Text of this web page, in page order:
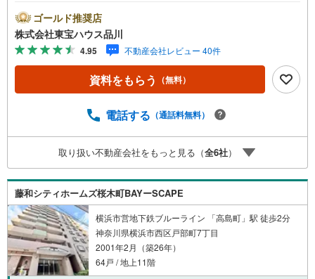
とも包み隠さずお伝えし、「納得して選ぶ」ためのサポー
トを大切にしています。現地でしか分からないリアルな情
報も含めて、一緒に後悔しない住まい探しを進めていきま
しょう。まずはお気軽にご相談ください。【Yahoo！ 不動
産キャンペーン対象店舗】当店で物件を成約するとPayPay
ボーナスライトがもらえる「Yahoo！ 不動産 物件ご成約キ
予約をする」ボタンからお問い合わせください。※必ずYah
のご請求はお気軽にどうぞ♪お電話でのお問い合わせも常
時受け付けております！お気軽にお問い合わせください。
ゴールド推奨店
株式会社東宝ハウス品川
4.95 不動産会社レビュー 40件
資料をもらう （無料）
電話する （通話料無料）
取り扱い不動産会社をもっと見る（全6社）
藤和シティホームズ桜木町BAYーSCAPE
横浜市営地下鉄ブルーライン 「高島町」駅 徒歩2分
神奈川県横浜市西区戸部町7丁目
2001年2月（築26年）
64戸 / 地上11階